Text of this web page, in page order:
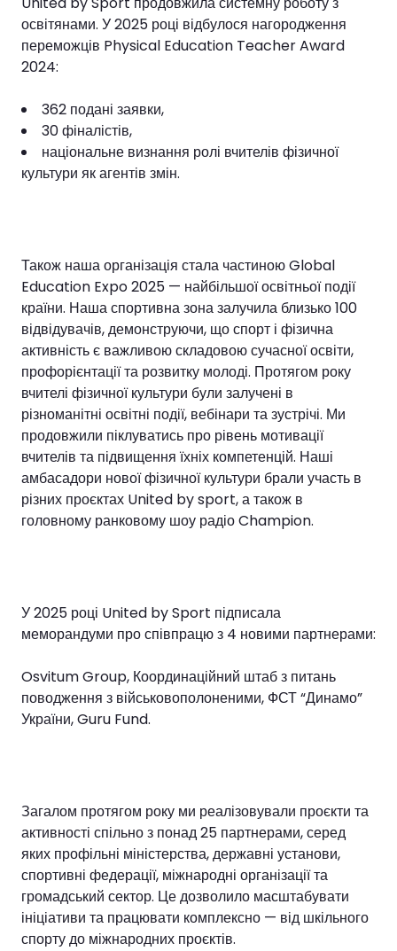
освітянами. У 2025 році відбулося нагородження
переможців Physical Education Teacher Award
2024:
362 подані заявки,
30 фіналістів,
національне визнання ролі вчителів фізичної
культури як агентів змін.
Також наша організація стала частиною Global
Education Expo 2025 — найбільшої освітньої події
країни. Наша спортивна зона залучила близько 100
відвідувачів, демонструючи, що спорт і фізична
активність є важливою складовою сучасної освіти,
профорієнтації та розвитку молоді. Протягом року
вчителі фізичної культури були залучені в
різноманітні освітні події, вебінари та зустрічі. Ми
продовжили піклуватись про рівень мотивації
вчителів та підвищення їхніх компетенцій. Наші
амбасадори нової фізичної культури брали участь в
різних проєктах United by sport, а також в
головному ранковому шоу радіо Champion.
У 2025 році United by Sport підписала
меморандуми про співпрацю з 4 новими партнерами:
Osvitum Group, Координаційний штаб з питань
поводження з військовополоненими, ФСТ “Динамо”
України, Guru Fund.
Загалом протягом року ми реалізовували проєкти та
активності спільно з понад 25 партнерами, серед
яких профільні міністерства, державні установи,
спортивні федерації, міжнародні організації та
громадський сектор. Це дозволило масштабувати
ініціативи та працювати комплексно — від шкільного
спорту до міжнародних проєктів.